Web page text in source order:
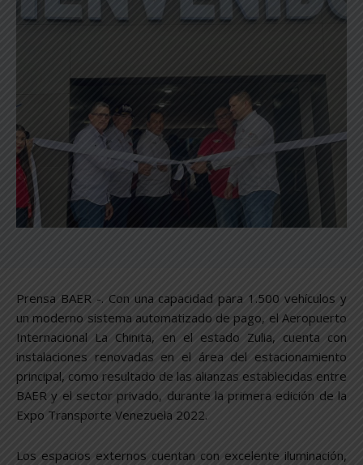
Prensa BAER -. Con una capacidad para 1.500 vehículos y
un moderno sistema automatizado de pago, el Aeropuerto
Internacional La Chinita, en el estado Zulia, cuenta con
instalaciones renovadas en el área del estacionamiento
principal, como resultado de las alianzas establecidas entre
BAER y el sector privado, durante la primera edición de la
Expo Transporte Venezuela 2022.
Los espacios externos cuentan con excelente iluminación,